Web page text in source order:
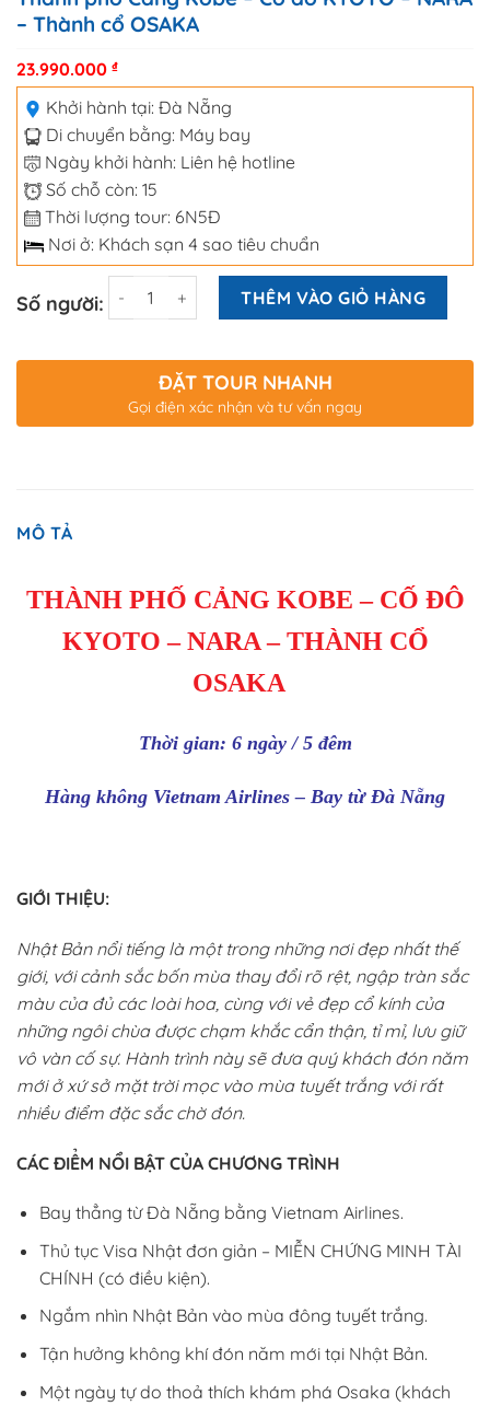
– Thành cổ OSAKA
23.990.000 ₫
Khởi hành tại: Đà Nẵng
Di chuyển bằng: Máy bay
Ngày khởi hành: Liên hệ hotline
Số chỗ còn: 15
Thời lượng tour: 6N5Đ
Nơi ở: Khách sạn 4 sao tiêu chuẩn
Số người:
Số lượng THÊM VÀO GIỎ HÀNG
ĐẶT TOUR NHANH
Gọi điện xác nhận và tư vấn ngay
MÔ TẢ
THÀNH PHỐ CẢNG KOBE – CỐ ĐÔ
KYOTO – NARA – THÀNH CỔ
OSAKA
Thời gian: 6 ngày / 5 đêm
Hàng không Vietnam Airlines – Bay từ Đà Nẵng
GIỚI THIỆU:
Nhật Bản nổi tiếng là một trong những nơi đẹp nhất thế
giới, với cảnh sắc bốn mùa thay đổi rõ rệt, ngập tràn sắc
màu của đủ các loài hoa, cùng với vẻ đẹp cổ kính của
những ngôi chùa được chạm khắc cẩn thận, tỉ mỉ, lưu giữ
vô vàn cố sự. Hành trình này sẽ đưa quý khách đón năm
mới ở xứ sở mặt trời mọc vào mùa tuyết trắng với rất
nhiều điểm đặc sắc chờ đón.
CÁC ĐIỂM NỔI BẬT CỦA CHƯƠNG TRÌNH
Bay thẳng từ Đà Nẵng bằng Vietnam Airlines.
Thủ tục Visa Nhật đơn giản – MIỄN CHỨNG MINH TÀI
CHÍNH (có điều kiện).
Ngắm nhìn Nhật Bản vào mùa đông tuyết trắng.
Tận hưởng không khí đón năm mới tại Nhật Bản.
Một ngày tự do thoả thích khám phá Osaka (khách